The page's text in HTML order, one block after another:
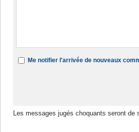
Me notifier l'arrivée de nouveaux
Les messages jugés choquants seront de